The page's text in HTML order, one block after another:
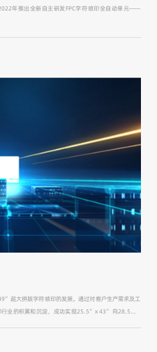
年推出全新自主研发FPC字符喷印全自动单元——
超大拼版字符喷印的发展。通过对客户生产需求及工
业的积累和沉淀，成功实现25.5”x 43”向28.5” x